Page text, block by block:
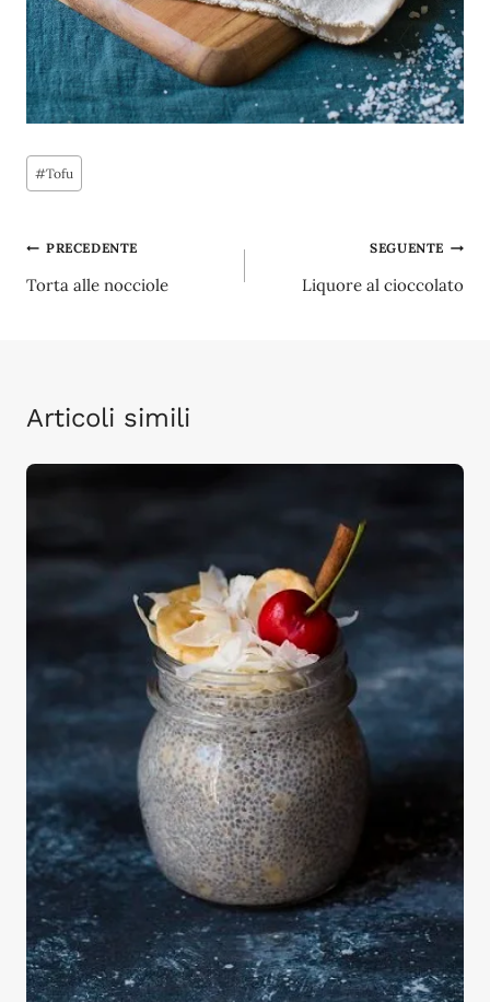
Tag
articolo:
#Tofu
Navigazione
articoli
PRECEDENTE
Torta alle nocciole
SEGUENTE
Liquore al cioccolato
Articoli simili